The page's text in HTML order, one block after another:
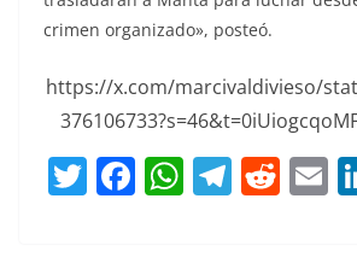
crimen organizado», posteó.
https://x.com/marcivaldivieso/
T F W T R E